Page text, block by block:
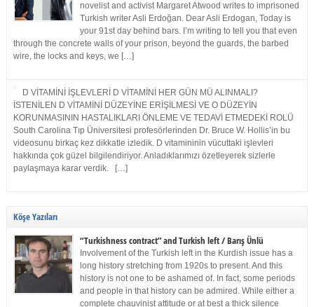
novelist and activist Margaret Atwood writes to imprisoned
Turkish writer Asli Erdoğan. Dear Asli Erdogan, Today is
your 91st day behind bars. I’m writing to tell you that even
through the concrete walls of your prison, beyond the guards, the barbed
wire, the locks and keys, we […]
D VİTAMİNİ İŞLEVLERİ D VİTAMİNİ HER GÜN MÜ ALINMALI?
İSTENİLEN D VİTAMİNİ DÜZEYİNE ERİŞİLMESİ VE O DÜZEYİN
KORUNMASININ HASTALIKLARI ÖNLEME VE TEDAVİ ETMEDEKİ ROLÜ
South Carolina Tıp Üniversitesi profesörlerinden Dr. Bruce W. Hollis’in bu
videosunu birkaç kez dikkatle izledik. D vitamininin vücuttaki işlevleri
hakkında çok güzel bilgilendiriyor. Anladıklarımızı özetleyerek sizlerle
paylaşmaya karar verdik. […]
Köşe Yazıları
“Turkishness contract” and Turkish left / Barış Ünlü
Involvement of the Turkish left in the Kurdish issue has a
long history stretching from 1920s to present. And this
history is not one to be ashamed of. In fact, some periods
and people in that history can be admired. While either a
complete chauvinist attitude or at best a thick silence